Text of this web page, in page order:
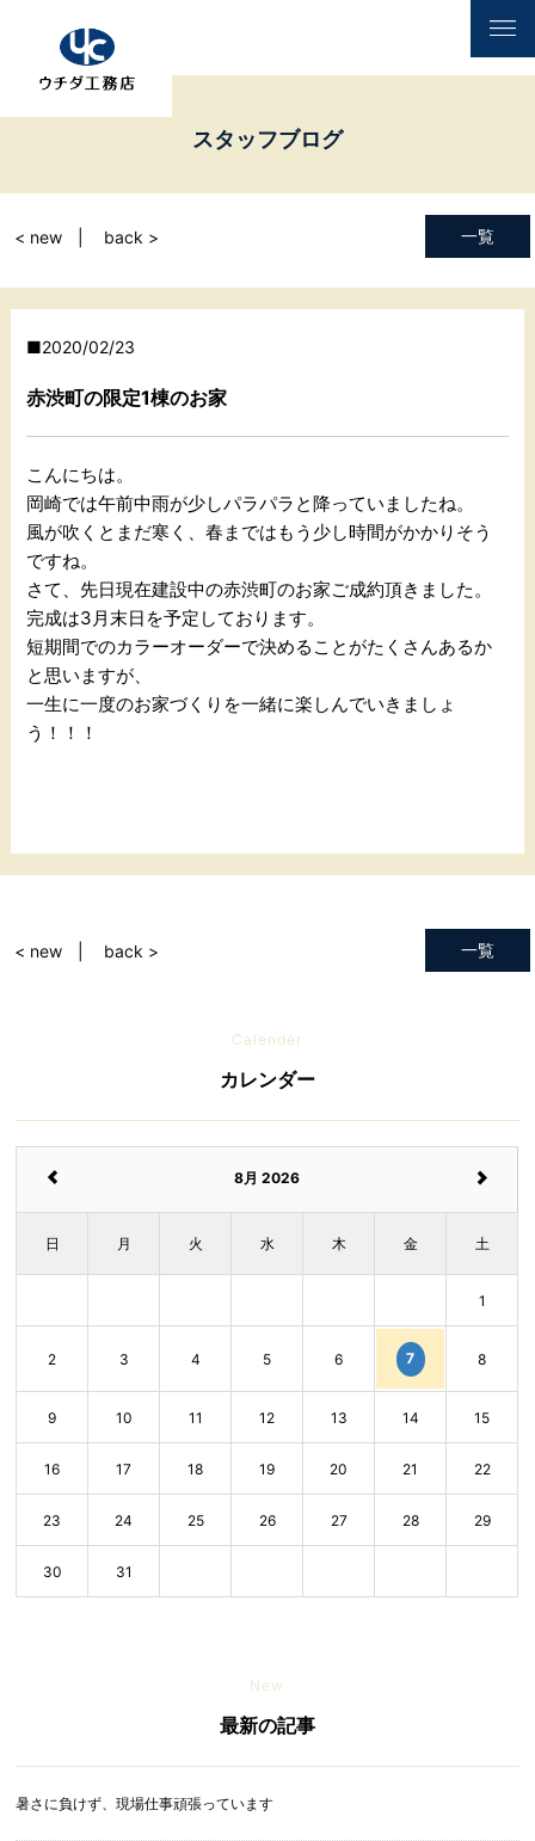
スタッフブログ
一覧
< new back >
2020/02/23
赤渋町の限定1棟のお家
こんにちは。
岡崎では午前中雨が少しパラパラと降っていましたね。
風が吹くとまだ寒く、春まではもう少し時間がかかりそう
ですね。
さて、先日現在建設中の赤渋町のお家ご成約頂きました。
完成は3月末日を予定しております。
短期間でのカラーオーダーで決めることがたくさんあるか
と思いますが、
一生に一度のお家づくりを一緒に楽しんでいきましょ
う！！！
一覧
< new back >
Calender
カレンダー
8月 2026
日 月 火 水 木 金 土
1
2 3 4 5 6 7 8
9 10 11 12 13 14 15
16 17 18 19 20 21 22
23 24 25 26 27 28 29
30 31
New
最新の記事
暑さに負けず、現場仕事頑張っています